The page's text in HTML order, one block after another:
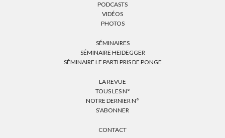
PODCASTS
VIDÉOS
PHOTOS
SÉMINAIRES
SÉMINAIRE HEIDEGGER
SÉMINAIRE LE PARTI PRIS DE PONGE
LA REVUE
TOUS LES N°
NOTRE DERNIER N°
S’ABONNER
CONTACT